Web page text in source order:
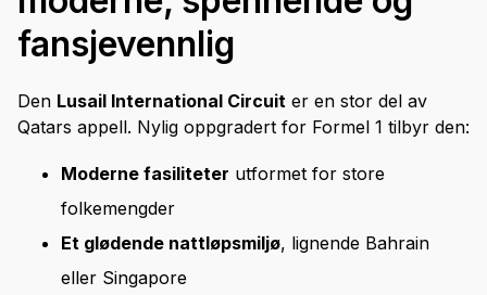
fansjevennlig
Den Lusail International Circuit er en stor del av
Qatars appell. Nylig oppgradert for Formel 1 tilbyr den:
Moderne fasiliteter utformet for store
folkemengder
Et glødende nattløpsmiljø, lignende Bahrain
eller Singapore